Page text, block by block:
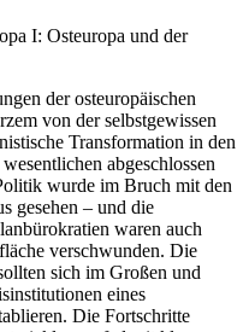
der osteuropäischen
von der selbstgewissen
Transformation in den
abgeschlossen
wurde im Bruch mit den
gesehen – und die
waren auch
verschwunden. Die
sich im Großen und
eines
Die Fortschritte